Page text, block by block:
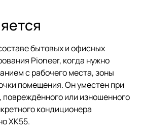
бытовых и офисных
Pioneer, когда нужно
с рабочего места, зоны
помещения. Он уместен при
повреждённого или изношенного
кондиционера
XK55.